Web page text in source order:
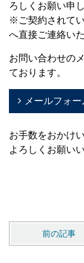
ろしくお願い申
※ご契約されて
へ直接ご連絡い
お問い合わせの
ております。
メールフォ
お手数をおかけ
よろしくお願い
前の記事